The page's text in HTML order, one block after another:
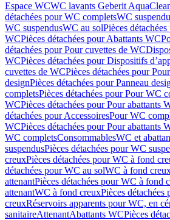
Espace WCWC lavants Geberit
détachées pour WC completsWC
WC suspendusWC au solPièces
WCPièces détachées pour Abattants WC
détachées pour Pour cuvettes de WC
WCPièces détachées pour Dispositifs
cuvettes de WCPièces détachées pour
designPièces détachées pour Panneau
completsPièces détachées pour Pour WC
WCPièces détachées pour Pour abattants
détachées pour AccessoiresPour WC
WCPièces détachées pour Pour abattants
WC completsConsommablesWC et
suspendusPièces détachées pour WC
creuxPièces détachées pour WC à fond
détachées pour WC au solWC à fond
attenantPièces détachées pour WC à fond
attenantWC à fond creuxPièces
creuxRéservoirs apparents pour WC, en
sanitaireAttenantAbattants WCPièces